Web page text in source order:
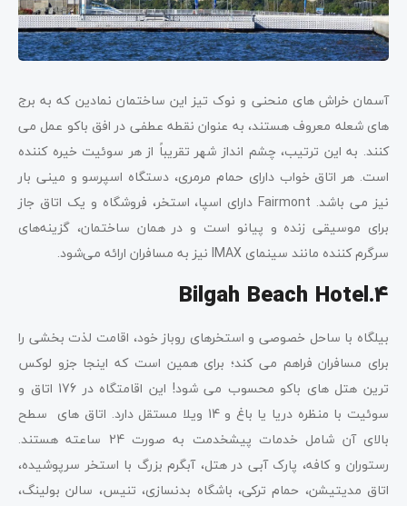
آسمان خراش های منحنی و نوک تیز این ساختمان نمادین که به برج
های شعله معروف هستند، به عنوان نقطه عطفی در افق باکو عمل می
کنند. به این ترتیب، چشم انداز شهر تقریباً از هر سوئیت خیره کننده
است. هر اتاق خواب دارای حمام مرمری، دستگاه اسپرسو و مینی بار
نیز می باشد. Fairmont دارای اسپا، استخر، فروشگاه و یک اتاق جاز
برای موسیقی زنده و پیانو است و در همان ساختمان، گزینه‌های
سرگرم کننده مانند سینمای IMAX نیز به مسافران ارائه می‌شود.
Bilgah Beach Hotel.4
بیلگاه با ساحل خصوصی و استخرهای روباز خود، اقامت لذت بخشی را
برای مسافران فراهم می کند؛ برای همین است که اینجا جزو لوکس
ترین هتل های باکو محسوب می شود! این اقامتگاه در 176 اتاق و
سوئیت با منظره دریا یا باغ و 14 ویلا مستقل دارد. اتاق های سطح
بالای آن شامل خدمات پیشخدمت به صورت 24 ساعته هستند.
رستوران و کافه، پارک آبی در هتل، آبگرم بزرگ با استخر سرپوشیده،
اتاق مدیتیشن، حمام ترکی، باشگاه بدنسازی، تنیس، سالن بولینگ،